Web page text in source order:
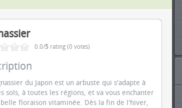
0.0/5 rating (0 votes)
du Japon est un arbuste qui s'adapte à
sols, à toutes les régions, et va vous enchanter
belle floraison vitaminée. Dès la fin de l'hiver,